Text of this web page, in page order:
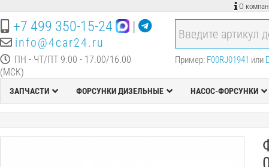
О
+7 499 350-15-24 |
info@4car24.ru
ПН - ЧТ/ПТ 9.00 - 17.00/16.00
(МСК)
Пример: F00RJ01941 или
ЗАПЧАСТИ ФОРСУНКИ ДИЗЕЛЬНЫЕ НАСОС-ФОРСУНКИ